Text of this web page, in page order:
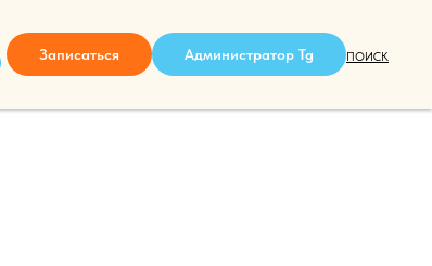
Записаться Администратор Tg ПОИСК